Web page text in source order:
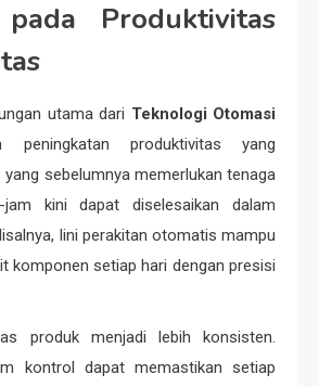
Produktivitas
utama dari Teknologi Otomasi
peningkatan produktivitas yang
sebelumnya memerlukan tenaga
jam kini dapat diselesaikan dalam
lini perakitan otomatis mampu
komponen setiap hari dengan presisi
produk menjadi lebih konsisten.
kontrol dapat memastikan setiap